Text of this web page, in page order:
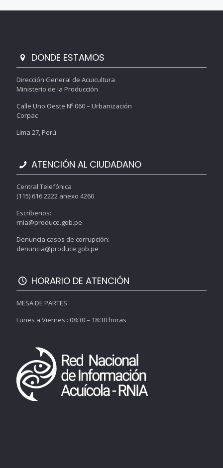
DONDE ESTAMOS
Dirección General de Acuicultura
Ministerio de la Producción
Calle Uno Oeste Nº 060 – Urbanización
Corpac
Lima 27, Perú
ATENCIÓN AL CIUDADANO
Central Telefónica
(115) 616 2222 anexo 4260
Escríbenos:
rnia@produce.gob.pe
Denuncia casos de corrupción:
denuncia@produce.gob.pe
HORARIO DE ATENCIÓN
MESA DE PARTES
Lunes a Viernes : 08:30 – 18:30 horas